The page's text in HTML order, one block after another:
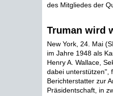
des Mitgliedes der
Truman wird
New York, 24. Mai
im Jahre 1948 als
Henry A. Wallace,
dabei unterstützen",
Berichterstatter zur
Präsidentschaft, in